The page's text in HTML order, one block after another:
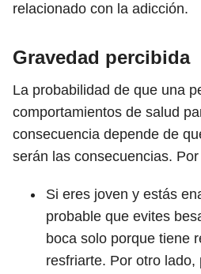
relacionado con la adicción.
Gravedad percibida
La probabilidad de que una
comportamientos de salud
consecuencia depende de
serán las consecuencias.
Si eres joven y estás
probable que evites
boca solo porque tiene
resfriarte. Por otro lado,